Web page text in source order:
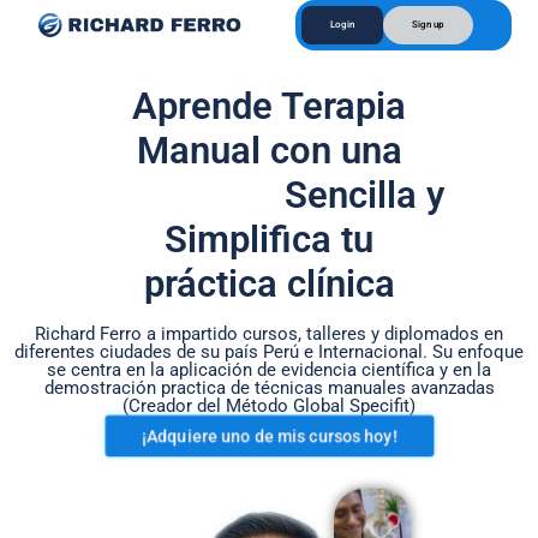
Login Sign up
Aprende Terapia
Manual con una
a
eñanza
ntoría
Sencilla y
Simplifica tu
práctica clínica
Richard Ferro a impartido cursos, talleres y diplomados en
diferentes ciudades de su país Perú e Internacional. Su enfoque
se centra en la aplicación de evidencia científica y en la
demostración practica de técnicas manuales avanzadas
(Creador del Método Global Specifit)
¡Adquiere uno de mis cursos hoy!